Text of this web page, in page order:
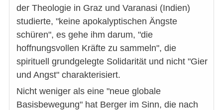
der Theologie in Graz und Varanasi (Indien)
studierte, "keine apokalyptischen Ängste
schüren", es gehe ihm darum, "die
hoffnungsvollen Kräfte zu sammeln", die
spirituell grundgelegte Solidarität und nicht "Gier
und Angst" charakterisiert.
Nicht weniger als eine "neue globale
Basisbewegung" hat Berger im Sinn, die nach